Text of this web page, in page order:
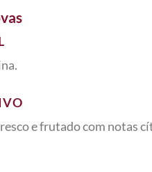
e frutado com notas